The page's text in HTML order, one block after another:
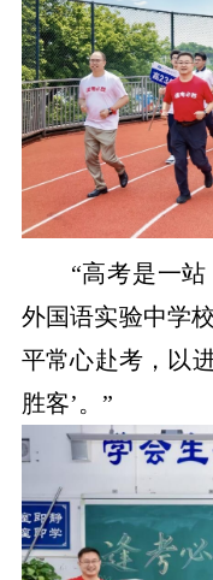
“高考是一
外国语实验中学
平常心赴考，以
胜客’。”